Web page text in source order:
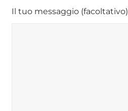
Il tuo messaggio (facoltativo)